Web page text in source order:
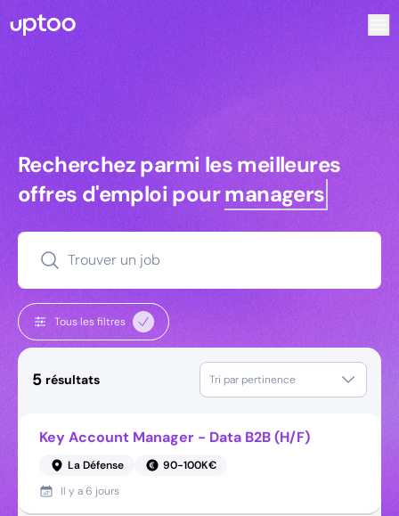
Recherchez parmi les meilleures
Recherchez parmi les meilleures
offres d'emploi pourmanagers
Trouver un job
Tous les filtres
5 résultats Tri par pertinence
Key Account Manager - Data B2B (H/F)
La Défense
90-100K€
Il y a6 jours